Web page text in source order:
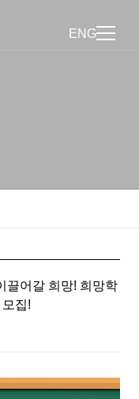
ENG
끌어갈 희망! 희망학
집!